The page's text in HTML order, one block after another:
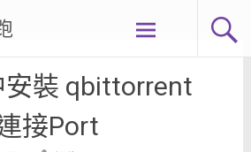
安裝 qbittorrent
接Port